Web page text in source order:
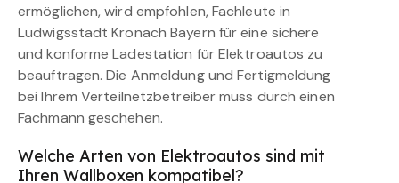
ermöglichen, wird empfohlen, Fachleute in
Ludwigsstadt Kronach Bayern für eine sichere
und konforme Ladestation für Elektroautos zu
beauftragen. Die Anmeldung und Fertigmeldung
bei Ihrem Verteilnetzbetreiber muss durch einen
Fachmann geschehen.
Welche Arten von Elektroautos sind mit
Ihren Wallboxen kompatibel?